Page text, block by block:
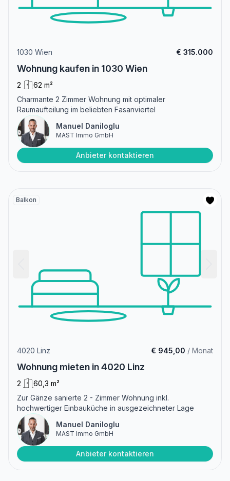
1030 Wien € 315.000
Wohnung kaufen in 1030 Wien
2
62 m²
Charmante 2 Zimmer Wohnung mit optimaler
Raumaufteilung im beliebten Fasanviertel
Manuel Daniloglu
MAST Immo GmbH
Anbieter kontaktieren
Balkon
4020 Linz € 945,00 / Monat
Wohnung mieten in 4020 Linz
2
60,3 m²
Zur Gänze sanierte 2 - Zimmer Wohnung inkl.
hochwertiger Einbauküche in ausgezeichneter Lage
Manuel Daniloglu
MAST Immo GmbH
Anbieter kontaktieren